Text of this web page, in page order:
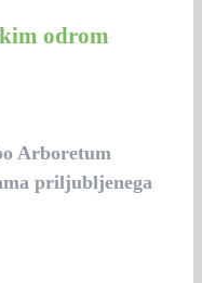
odrom
Arboretum
priljubljenega